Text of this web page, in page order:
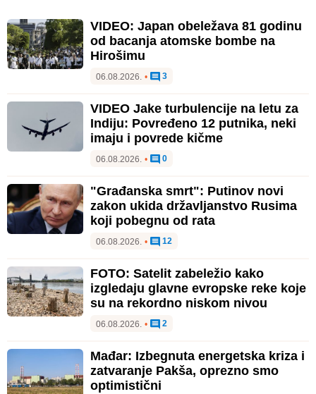
VIDEO: Japan obeležava 81 godinu
od bacanja atomske bombe na
Hirošimu
06.08.2026. • 3
VIDEO Jake turbulencije na letu za
Indiju: Povređeno 12 putnika, neki
imaju i povrede kičme
06.08.2026. • 0
"Građanska smrt": Putinov novi
zakon ukida državljanstvo Rusima
koji pobegnu od rata
06.08.2026. • 12
FOTO: Satelit zabeležio kako
izgledaju glavne evropske reke koje
su na rekordno niskom nivou
06.08.2026. • 2
Mađar: Izbegnuta energetska kriza i
zatvaranje Pakša, oprezno smo
optimistični